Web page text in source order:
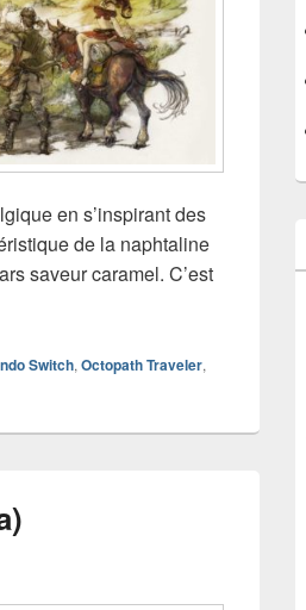
en s’inspirant des
de la naphtaline
saveur caramel. C’est
Traveler (Nintendo Switch)
Switch, Octopath Traveler,